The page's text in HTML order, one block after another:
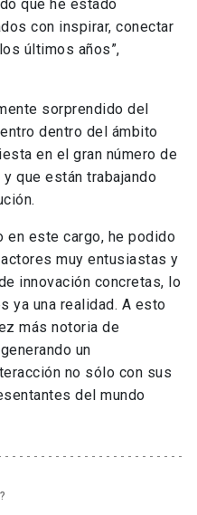
que he estado
con inspirar, conectar
últimos años”,
sorprendido del
dentro del ámbito
en el gran número de
que están trabajando
en este cargo, he podido
muy entusiastas y
innovación concretas, lo
ya una realidad. A esto
más notoria de
un
no sólo con sus
del mundo